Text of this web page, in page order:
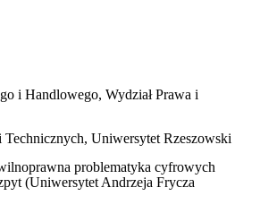
i Handlowego, Wydział Prawa i
Technicznych, Uniwersytet Rzeszowski
problematyka cyfrowych
(Uniwersytet Andrzeja Frycza